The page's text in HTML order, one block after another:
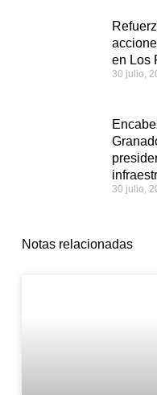
en Los
30 julio,
30 julio,
Notas relacionadas